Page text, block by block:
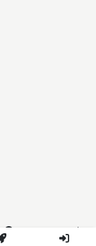
2014-2026 Annict